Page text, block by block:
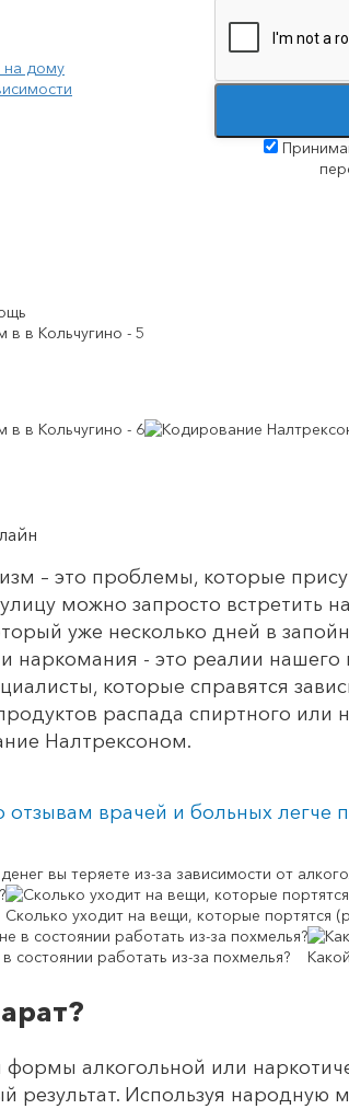
на дому
– это проблемы, которые
можно запросто встретить
уже несколько дней в
наркомания - это реалии
которые справятся
распада спиртного
Налтрексоном.
отзывам врачей и больных легче
вы теряете из-за зависимости от
Сколько уходит на вещи, которые портятся
состоянии работать из-за похмелья?
формы алкогольной или
результат. Используя народную